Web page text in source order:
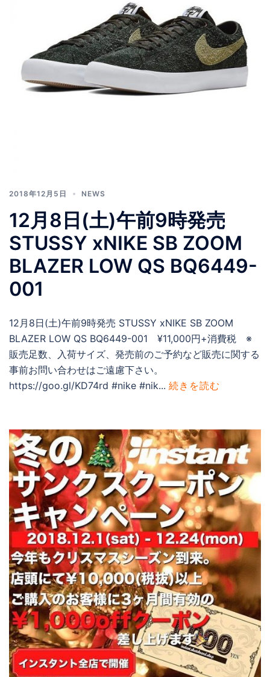
2018年12月5日 NEWS
12月8日(土)午前9時発売
STUSSY xNIKE SB ZOOM
BLAZER LOW QS BQ6449-
001
12月8日(土)午前9時発売 STUSSY xNIKE SB ZOOM
BLAZER LOW QS BQ6449-001 ¥11,000円+消費税 ※
販売足数、入荷サイズ、発売前のご予約など販売に関する
事前お問い合わせはご遠慮下さい。
https://goo.gl/KD74rd #nike #nik... 続きを読む